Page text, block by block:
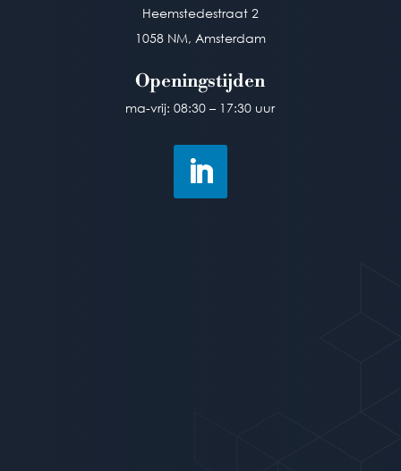
Heemstedestraat 2
1058 NM, Amsterdam
Openingstijden
ma-vrij: 08:30 – 17:30 uur
Heemstedestraat 2
1058 NM, Amsterdam
Openingstijden
ma-vrij: 08:30 – 17:30 uur